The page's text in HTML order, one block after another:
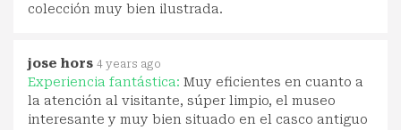
colección muy bien ilustrada.
jose hors 4 years ago
Experiencia fantástica: Muy eficientes en cuanto a
la atención al visitante, súper limpio, el museo
interesante y muy bien situado en el casco antiguo